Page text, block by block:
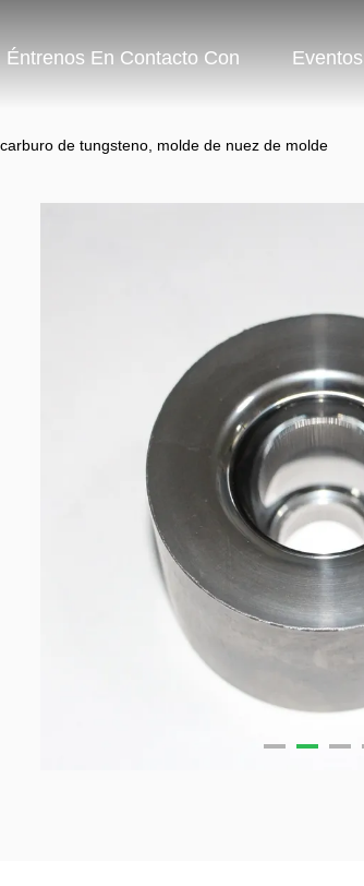
Éntrenos En Contacto Con Eventos
de tungsteno, molde de nuez de molde